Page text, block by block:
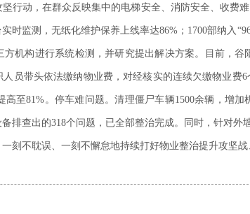
行动，在群众反映集中的电梯安全、消防安全、收费
时监测，无纸化维护保养上线率达86%；1700部纳入
机构进行系统检测，并研究提出解决方案。目前，
员带头依法缴纳物业费，对经核实的连续欠缴物业
高至81%。停车难问题。清理僵尸车辆1500余辆，增
排查出的318个问题，已全部整治完成。同时，针对外
刻不耽误、一刻不懈怠地持续打好物业整治提升攻坚